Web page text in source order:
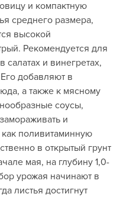
и компактную
среднего размера,
высокой
Рекомендуется для
и винегретах,
добавляют в
а также к мясному
соусы,
и
поливитаминную
в открытый грунт
мая, на глубину 1,0-
урожая начинают в
листья достигнут